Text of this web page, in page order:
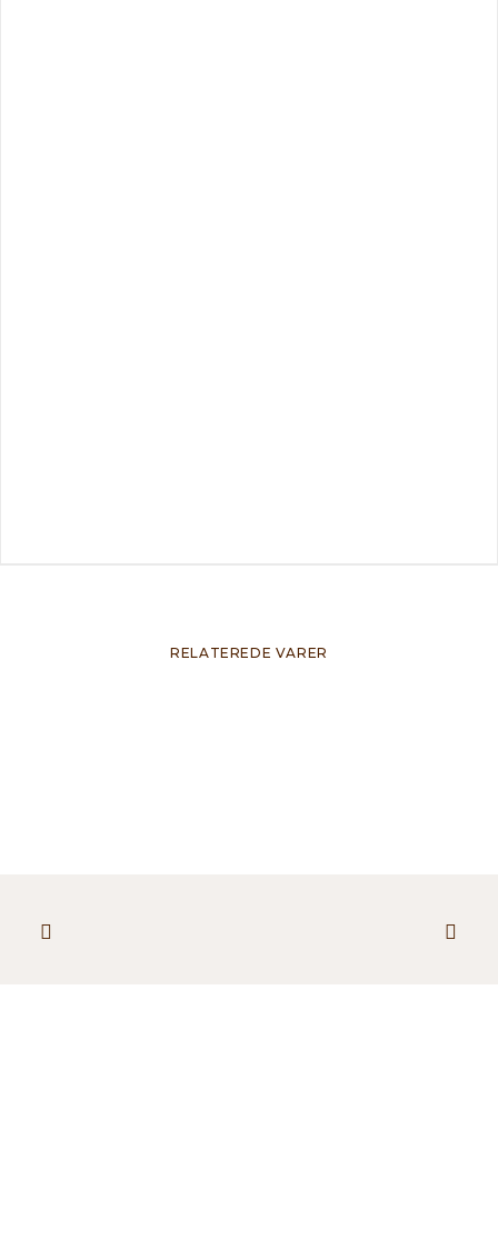
RELATEREDE VARER